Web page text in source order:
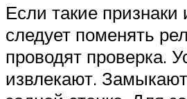
Если такие
следует поменять
проводят проверка.
извлекают.